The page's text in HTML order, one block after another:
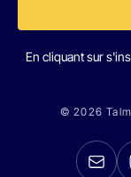
En cliquant sur
© 2026